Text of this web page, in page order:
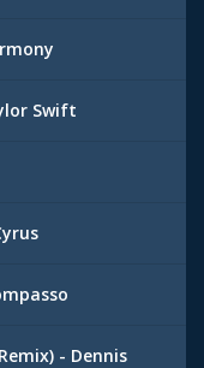
Swift
- Dennis